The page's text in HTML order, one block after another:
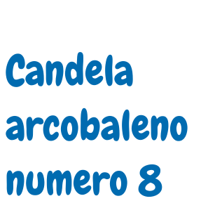
Candela
arcobaleno
numero 8